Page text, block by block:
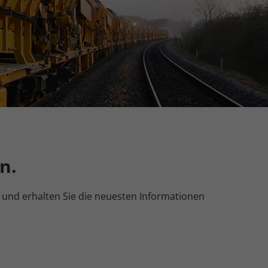
erhalten Sie die neuesten Informationen
Zurück